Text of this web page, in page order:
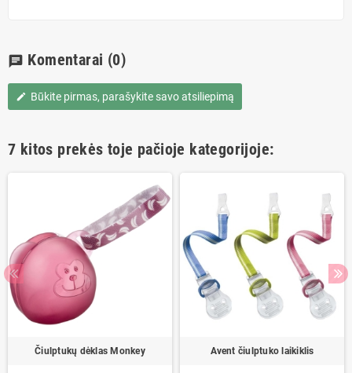
chat Komentarai (0)
edit Būkite pirmas, parašykite savo atsiliepimą
7 kitos prekės toje pačioje kategorijoje:
Čiulptukų dėklas Monkey Avent čiulptuko laikiklis